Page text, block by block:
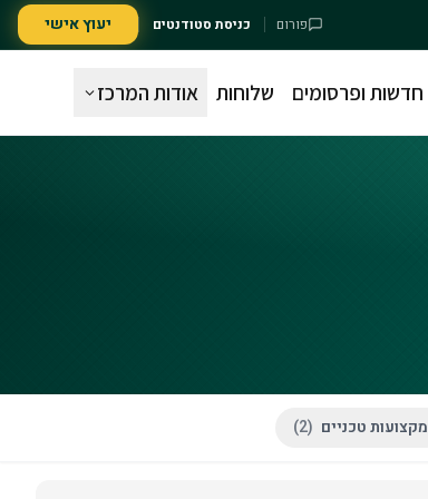
פורום כניסת סטודנטים יעוץ אישי
חדשות ופרסומים שלוחות אודות המרכז
מקצועות טכניים (
2
)